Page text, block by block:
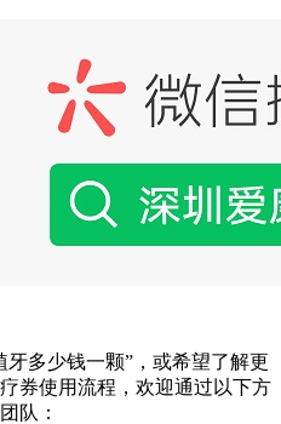
多少钱一颗”，或希望了解更
券使用流程，欢迎通过以下方
队：